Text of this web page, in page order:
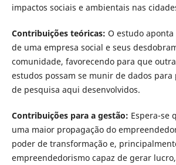
impactos sociais e ambientais nas
Contribuições teóricas: O estudo
de uma empresa social e seus
comunidade, favorecendo para que
estudos possam se munir de dados
de pesquisa aqui desenvolvidos.
Contribuições para a gestão: Espera-se
uma maior propagação do
poder de transformação e,
empreendedorismo capaz de gerar